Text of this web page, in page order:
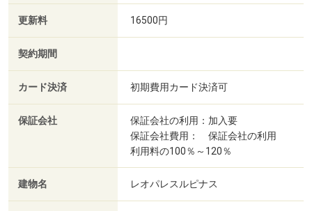
更新料 16500円
契約期間
カード決済 初期費用カード決済可
保証会社
保証会社の利用：加入要
保証会社費用： 保証会社の利用
利用料の100％～120％
建物名 レオパレスルピナス